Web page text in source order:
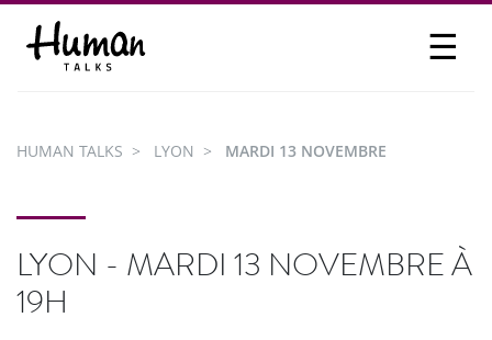
☰
PARTICIPER
HUMAN TALKS LYON MARDI 13 NOVEMBRE
LYON - MARDI 13 NOVEMBRE À
19H